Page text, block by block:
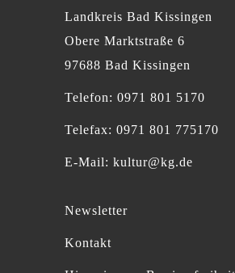
Landkreis Bad Kissingen
Obere Marktstraße 6
97688 Bad Kissingen
Telefon: 0971 801 5170
Telefax: 0971 801 775170
E-Mail: kultur@kg.de
Newsletter
Kontakt